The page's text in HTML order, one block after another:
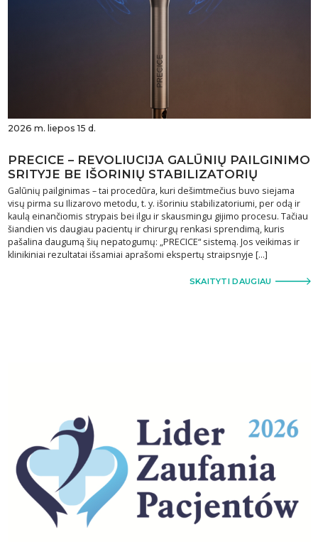
2026 m. liepos 15 d.
PRECICE – REVOLIUCIJA GALŪNIŲ PAILGINIMO
SRITYJE BE IŠORINIŲ STABILIZATORIŲ
Galūnių pailginimas – tai procedūra, kuri dešimtmečius buvo siejama
visų pirma su Ilizarovo metodu, t. y. išoriniu stabilizatoriumi, per odą ir
kaulą einančiomis strypais bei ilgu ir skausmingu gijimo procesu. Tačiau
šiandien vis daugiau pacientų ir chirurgų renkasi sprendimą, kuris
pašalina daugumą šių nepatogumų: „PRECICE“ sistemą. Jos veikimas ir
klinikiniai rezultatai išsamiai aprašomi ekspertų straipsnyje […]
SKAITYTI DAUGIAU